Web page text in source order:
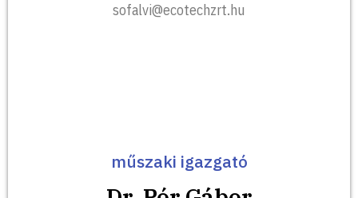
sofalvi@ecotechzrt.hu
műszaki igazgató